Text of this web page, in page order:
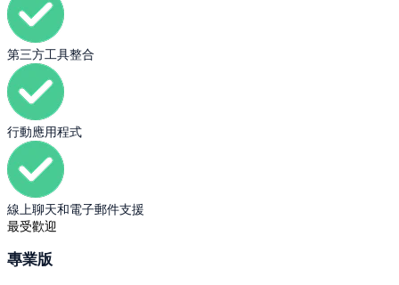
第三方工具整合
行動應用程式
線上聊天和電子郵件支援
最受歡迎
專業版